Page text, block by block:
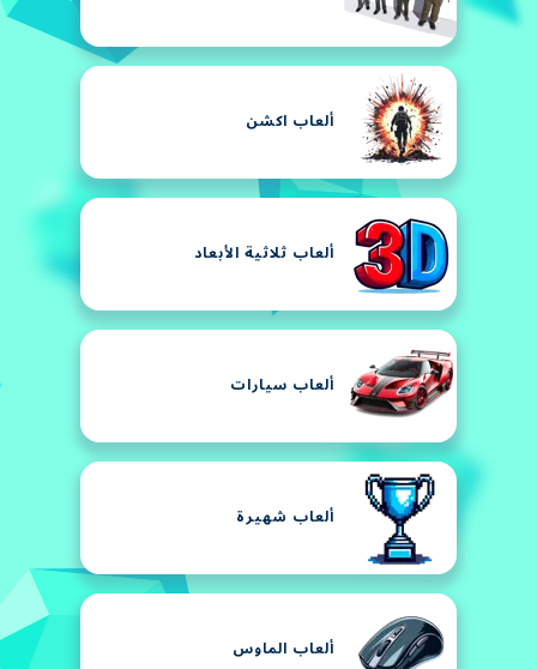
ألعاب اكشن
ألعاب ثلاثية الأبعاد
ألعاب سيارات
ألعاب شهيرة
ألعاب الماوس